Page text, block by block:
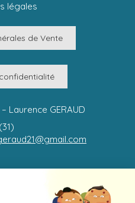
légales
de Vente
Laurence GERAUD
smp.fr